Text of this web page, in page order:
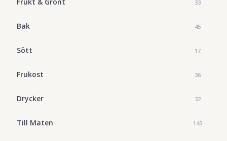
33
Bak 45
Sött 17
Frukost 36
Drycker 32
Till Maten 145